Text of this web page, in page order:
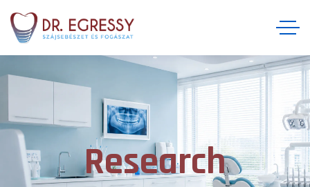
Research